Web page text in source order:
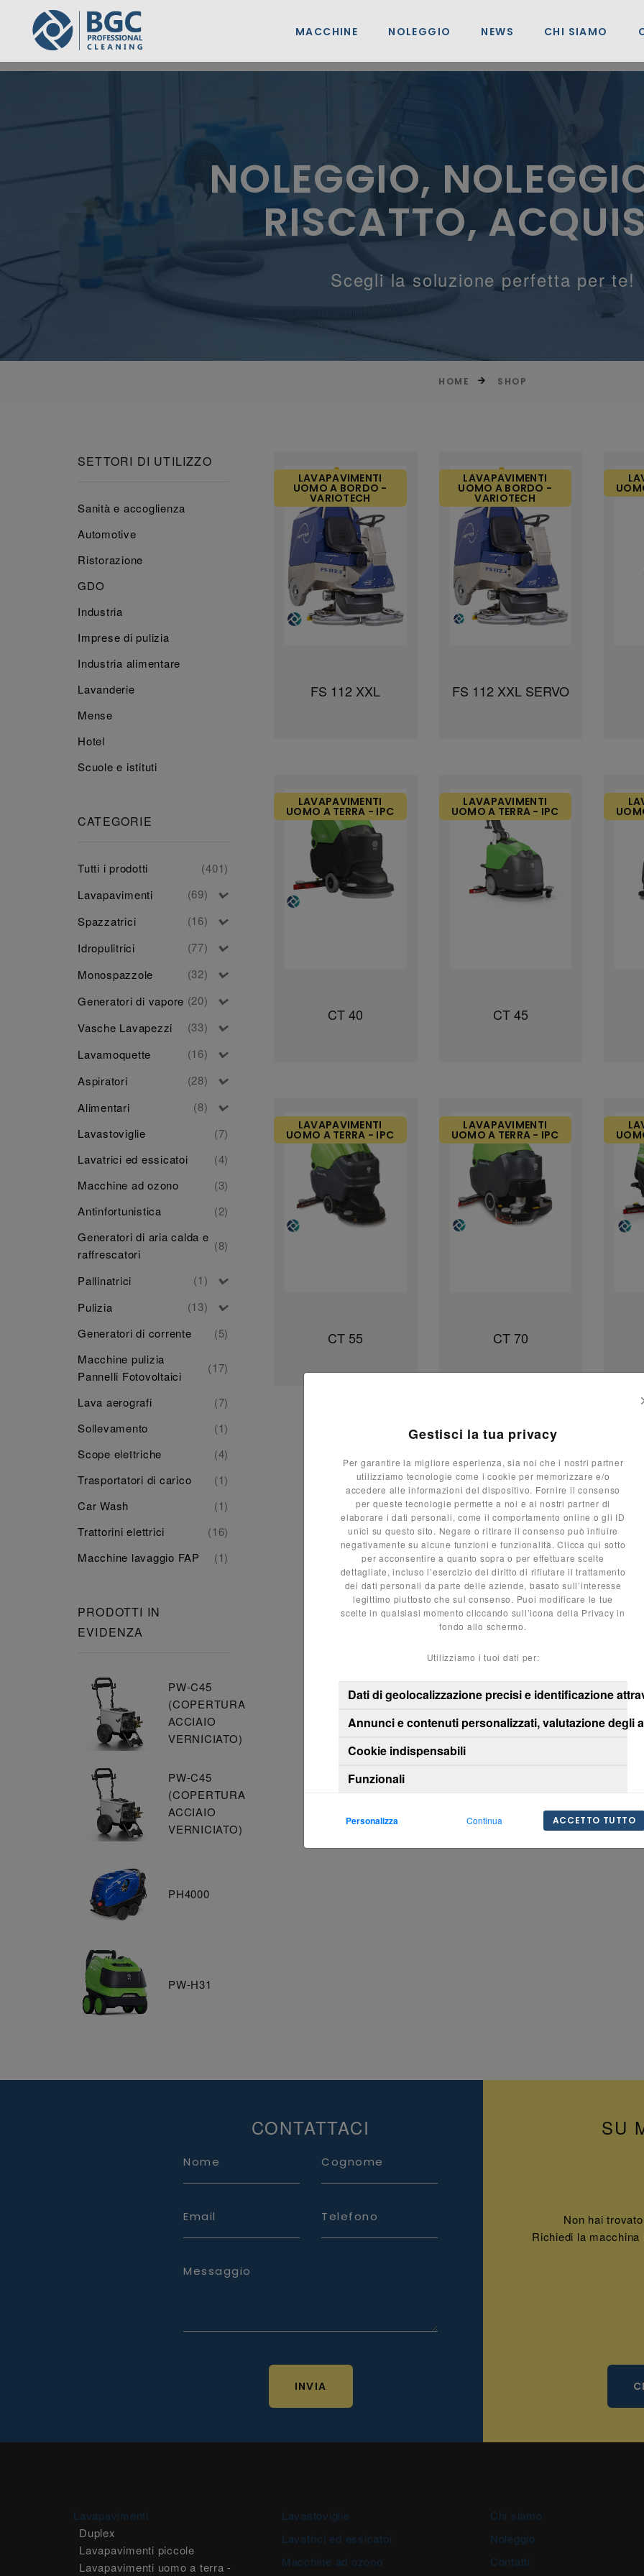
Gestisci la tua privacy
Per garantire la migliore esperienza, sia noi che i nostri partner
utilizziamo tecnologie come i cookie per memorizzare e/o
accedere alle informazioni del dispositivo. Fornire il consenso
per queste tecnologie permette a noi e ai nostri partner di
elaborare i dati personali, come il comportamento online o gli ID
unici su questo sito. Negare o ritirare il consenso può influire
negativamente su alcune funzioni e funzionalità. Clicca qui sotto
per acconsentire a quanto sopra o per effettuare scelte
dettagliate, incluso l’esercizio del diritto di rifiutare il trattamento
dei dati personali da parte delle aziende, basato sull’interesse
legittimo piuttosto che sul consenso. Puoi modificare le tue
scelte in qualsiasi momento cliccando sull’icona della Privacy in
fondo allo schermo.
Utilizziamo i tuoi dati per:
Dati di geolocalizzazione precisi e identificazione
Annunci e contenuti personalizzati, valutazione
Cookie indispensabili
Funzionali
Personalizza Continua ACCETTO TUTTO
MACCHINE NOLEGGIO NEWS CHI SIAMO
NOLEGGIO,
RISCATTO,
Scegli la soluzione perfetta per te!
HOME SHOP
SETTORI DI UTILIZZO
Sanità e accoglienza
Automotive
Ristorazione
GDO
Industria
Imprese di pulizia
Industria alimentare
Lavanderie
Mense
Hotel
Scuole e istituti
CATEGORIE
Tutti i prodotti
(401)
Lavapavimenti
(69)
Spazzatrici
(16)
Idropulitrici
(77)
Monospazzole
(32)
Generatori di vapore (20)
Vasche Lavapezzi
(33)
Lavamoquette
(16)
Aspiratori
(28)
Alimentari
(8)
Lavastoviglie
(7)
Lavatrici ed essicatoi
(4)
Macchine ad ozono
(3)
Antinfortunistica
(2)
Generatori di aria calda e
raffrescatori
(8)
Pallinatrici
(1)
Pulizia
(13)
Generatori di corrente
(5)
Macchine pulizia
Pannelli Fotovoltaici
(17)
Lava aerografi
(7)
Sollevamento
(1)
Scope elettriche
(4)
Trasportatori di carico
(1)
Car Wash
(1)
Trattorini elettrici
(16)
Macchine lavaggio FAP
(1)
PRODOTTI IN
EVIDENZA
PW-C45
(COPERTURA
ACCIAIO
VERNICIATO)
PW-C45
(COPERTURA
ACCIAIO
VERNICIATO)
PH4000
PW-H31
FS 112 XXL
LAVAPAVIMENTI
UOMO A BORDO -
VARIOTECH
FS 112 XXL SERVO
LAVAPAVIMENTI
UOMO A BORDO -
VARIOTECH
CT 40
LAVAPAVIMENTI
UOMO A TERRA - IPC
CT 45
LAVAPAVIMENTI
UOMO A TERRA - IPC
CT 55
LAVAPAVIMENTI
UOMO A TERRA - IPC
CT 70
LAVAPAVIMENTI
UOMO A TERRA - IPC
1
CONTATTACI
Nome Cognome
Email Telefono
Messaggio
INVIA
SU
Non hai
Richiedi la macchina
Lavapavimenti
Duplex
Lavapavimenti piccole
Lavapavimenti uomo a terra -
Lavastoviglie
Lavatrici ed essicatoi
Macchine ad ozono
Chi siamo
Noleggio
Contatti